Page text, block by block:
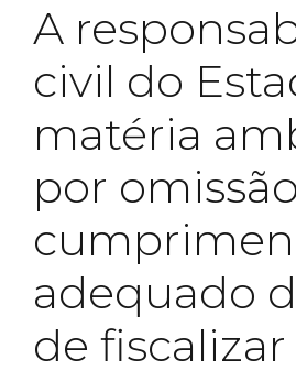
A
civil do
matéria
por
adequado
de fiscalizar